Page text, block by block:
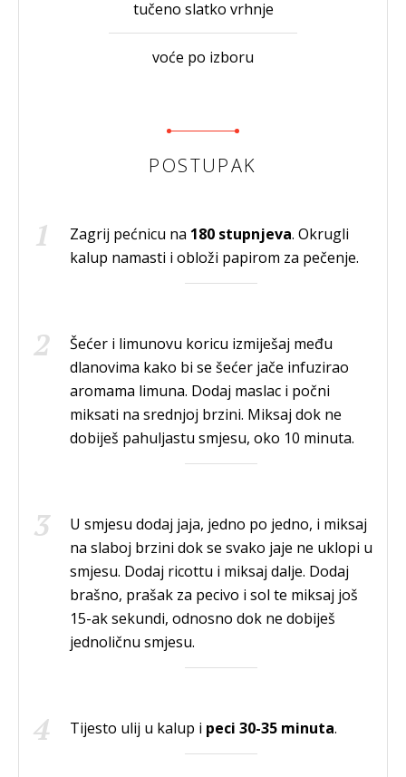
tučeno slatko vrhnje
voće po izboru
POSTUPAK
Zagrij pećnicu na 180 stupnjeva. Okrugli
kalup namasti i obloži papirom za pečenje.
Šećer i limunovu koricu izmiješaj među
dlanovima kako bi se šećer jače infuzirao
aromama limuna. Dodaj maslac i počni
miksati na srednjoj brzini. Miksaj dok ne
dobiješ pahuljastu smjesu, oko 10 minuta.
U smjesu dodaj jaja, jedno po jedno, i miksaj
na slaboj brzini dok se svako jaje ne uklopi u
smjesu. Dodaj ricottu i miksaj dalje. Dodaj
brašno, prašak za pecivo i sol te miksaj još
15-ak sekundi, odnosno dok ne dobiješ
jednoličnu smjesu.
Tijesto ulij u kalup i peci 30-35 minuta.